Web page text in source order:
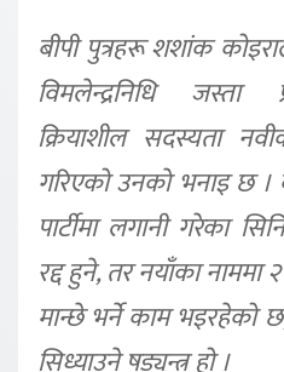
बीपी पुत्रहरू शशांक
विमलेन्द्रनिधि जस्ता
क्रियाशील सदस्यता
गरिएको उनकाे भनाइ छ ।
पार्टीमा लगानी गरेका
रद्द हुने, तर नयाँका नाममा
मान्छे भर्ने काम भइरहेको
सिध्याउने षड्यन्त्र हो ।